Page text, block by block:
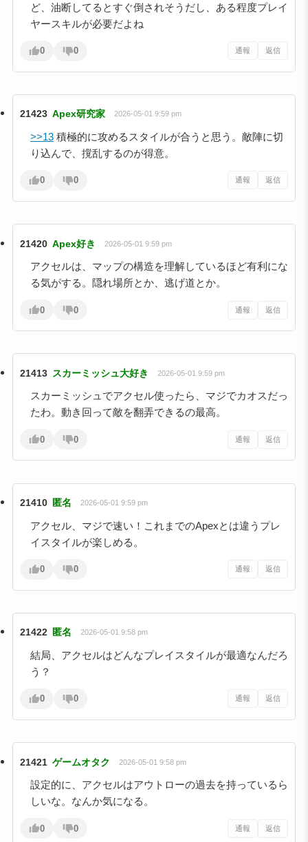
ど、油断してるとすぐ倒されそうだし、ある程度プレイ
ヤースキルが必要だよね
0 0 通報 返信
21423 Apex研究家 2026-05-01 9:59 pm
>>13積極的に攻めるスタイルが合うと思う。敵陣に切
り込んで、撹乱するのが得意。
0 0 通報 返信
21420 Apex好き 2026-05-01 9:59 pm
アクセルは、マップの構造を理解しているほど有利にな
る気がする。隠れ場所とか、逃げ道とか。
0 0 通報 返信
21413 スカーミッシュ大好き 2026-05-01 9:59 pm
スカーミッシュでアクセル使ったら、マジでカオスだっ
たわ。動き回って敵を翻弄できるの最高。
0 0 通報 返信
21410 匿名 2026-05-01 9:59 pm
アクセル、マジで速い！これまでのApexとは違うプレ
イスタイルが楽しめる。
0 0 通報 返信
21422 匿名 2026-05-01 9:58 pm
結局、アクセルはどんなプレイスタイルが最適なんだろ
う？
0 0 通報 返信
21421 ゲームオタク 2026-05-01 9:58 pm
設定的に、アクセルはアウトローの過去を持っているら
しいな。なんか気になる。
0 0 通報 返信